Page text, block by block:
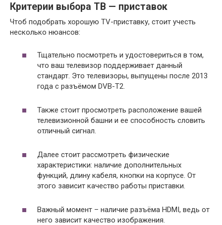
Критерии выбора ТВ — приставок
Чтоб подобрать хорошую TV-приставку, стоит учесть
несколько нюансов:
Тщательно посмотреть и удостовериться в том,
что ваш телевизор поддерживает данный
стандарт. Это телевизоры, выпущены после 2013
года с разъёмом DVB-T2.
Также стоит просмотреть расположение вашей
телевизионной башни и ее способность словить
отличный сигнал.
Далее стоит рассмотреть физические
характеристики: наличие дополнительных
функций, длину кабеля, кнопки на корпусе. От
этого зависит качество работы приставки.
Важный момент – наличие разъёма HDMI, ведь от
него зависит качество изображения.